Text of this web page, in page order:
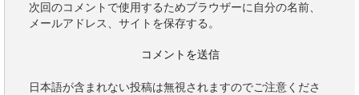
次回のコメントで使用するためブラウザーに自分の名前、
メールアドレス、サイトを保存する。
日本語が含まれない投稿は無視されますのでご注意くださ